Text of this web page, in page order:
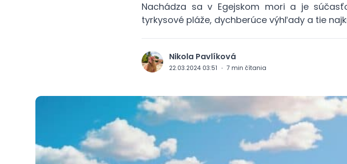
Nachádza sa v Egejskom mori a je
tyrkysové pláže, dychberúce výhľady a tie
J Nikola Pavlíková
22.03.2024 03:51 · 7 min čítania